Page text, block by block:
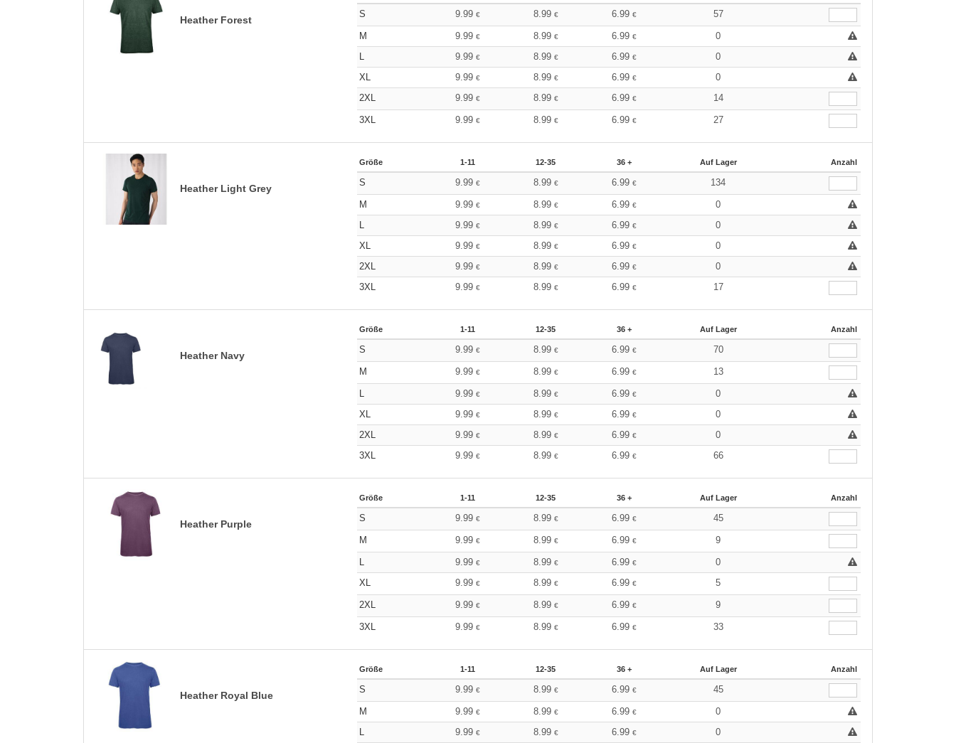
Heather Forest
S 9.99 € 8.99 € 6.99€ 57
M 9.99 € 8.99 € 6.99€
0
L
9.99 € 8.99 € 6.99€
0
XL
9.99 € 8.99 € 6.99€
0
2XL
9.99 € 8.99 € 6.99€ 14
3XL 9.99 € 8.99 € 6.99€ 27
Heather Light Grey
Größe 1-11 12-35 36 + Auf Lager Anzahl
S 9.99 € 8.99 € 6.99€ 134
M 9.99 € 8.99 € 6.99€
0
L
9.99 € 8.99 € 6.99€
0
XL
9.99 € 8.99 € 6.99€
0
2XL
9.99 € 8.99 € 6.99€
0
3XL
9.99 € 8.99 € 6.99€ 17
Heather Navy
Größe 1-11 12-35 36 + Auf Lager Anzahl
S 9.99 € 8.99 € 6.99€ 70
M 9.99 € 8.99 € 6.99€ 13
L 9.99 € 8.99 € 6.99€
0
XL
9.99 € 8.99 € 6.99€
0
2XL
9.99 € 8.99 € 6.99€
0
3XL
9.99 € 8.99 € 6.99€ 66
Heather Purple
Größe 1-11 12-35 36 + Auf Lager Anzahl
S 9.99 € 8.99 € 6.99€ 45
M 9.99 € 8.99 € 6.99€ 9
L 9.99 € 8.99 € 6.99€
0
XL
9.99 € 8.99 € 6.99€ 5
2XL 9.99 € 8.99 € 6.99€ 9
3XL 9.99 € 8.99 € 6.99€ 33
Heather Royal Blue
Größe 1-11 12-35 36 + Auf Lager Anzahl
S 9.99 € 8.99 € 6.99€ 45
M 9.99 € 8.99 € 6.99€
0
L
9.99 € 8.99 € 6.99€ 0